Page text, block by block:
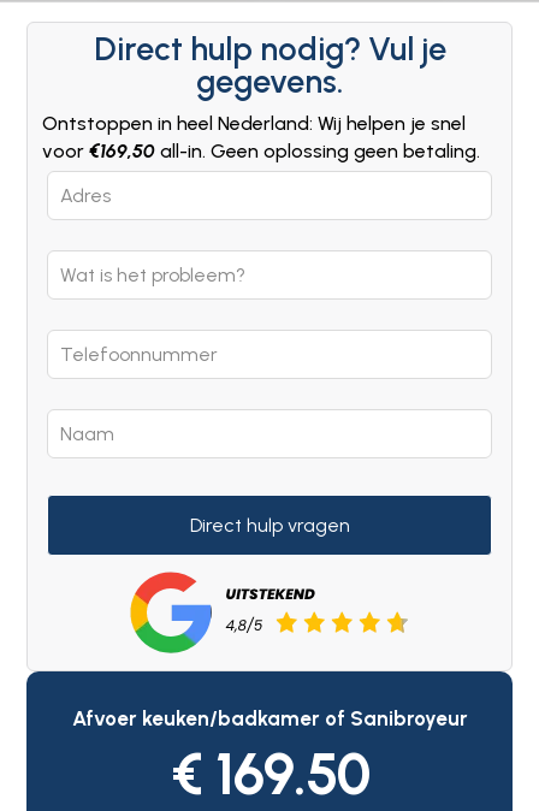
Direct hulp nodig? Vul je
gegevens.
Ontstoppen in heel Nederland: Wij helpen je snel
voor€169,50 all-in. Geen oplossing geen betaling.
Leave
this
blank
Direct hulp vragen
Afvoer keuken/badkamer of Sanibroyeur
€ 169.50